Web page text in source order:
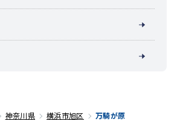
神奈川県 横浜市旭区 万騎が原